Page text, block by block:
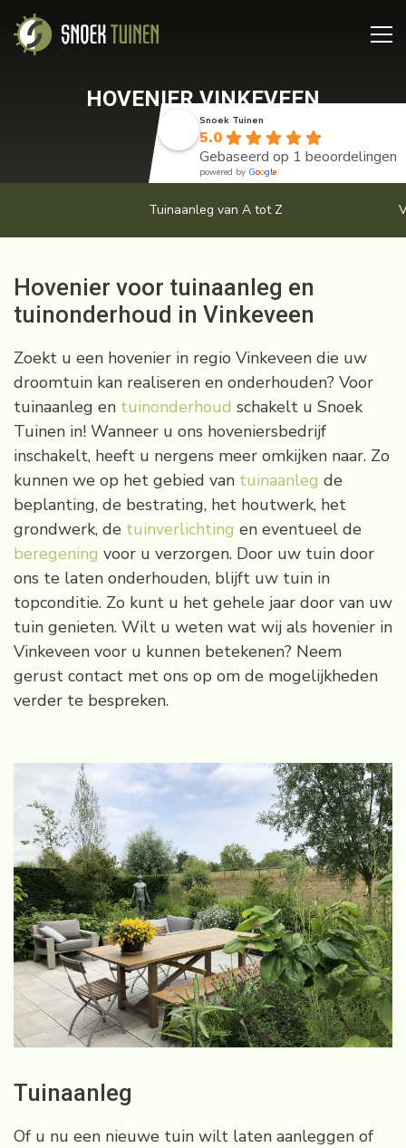
HOVENIER VINKEVEEN
Snoek Tuinen
5.0
Gebaseerd op 1 beoordelingen
powered by Google
Tuinaanleg van A tot Z
Hovenier voor tuinaanleg en
tuinonderhoud in Vinkeveen
Zoekt u een hovenier in regio Vinkeveen die uw
droomtuin kan realiseren en onderhouden? Voor
tuinaanleg en tuinonderhoud schakelt u Snoek
Tuinen in! Wanneer u ons hoveniersbedrijf
inschakelt, heeft u nergens meer omkijken naar. Zo
kunnen we op het gebied van tuinaanleg de
beplanting, de bestrating, het houtwerk, het
grondwerk, de tuinverlichting en eventueel de
beregening voor u verzorgen. Door uw tuin door
ons te laten onderhouden, blijft uw tuin in
topconditie. Zo kunt u het gehele jaar door van uw
tuin genieten. Wilt u weten wat wij als hovenier in
Vinkeveen voor u kunnen betekenen? Neem
gerust contact met ons op om de mogelijkheden
verder te bespreken.
Tuinaanleg
Of u nu een nieuwe tuin wilt laten aanleggen of